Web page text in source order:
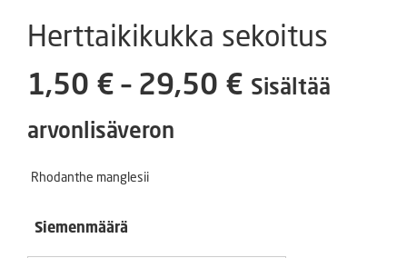
Herttaikikukka sekoitus
1,50 € – 29,50 € Sisältää
arvonlisäveron
Rhodanthe manglesii
Siemenmäärä